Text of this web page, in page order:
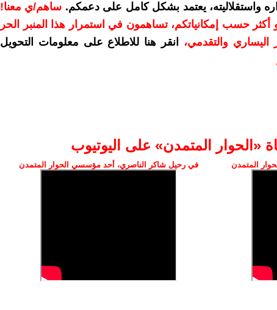
واستقلاليته، يعتمد بشكل كامل على دعمكم. ساهم/ي معنا!
سنويًا أو أكثر حسب إمكانياتكم، تساهمون في استمرار هذا المنبر الحر
اليساري والتقدمي،
انقر هنا للاطلاع على معلومات التحويل
‫«الحوار المتمدن» على اليوتيوب
المتمدن في رحيل شاكر الناصري، أحد مؤسسي الحوار المتمدن